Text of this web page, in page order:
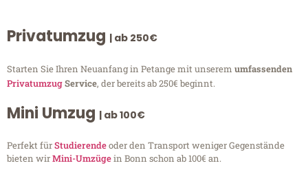
Privatumzug | ab 250€
Starten Sie Ihren Neuanfang in Petange mit unserem umfassenden
PrivatumzugService, der bereits ab 250€ beginnt.
Mini Umzug | ab 100€
Perfekt fürStudierendeoder den Transport weniger Gegenstände
bieten wirMini-Umzügein Bonn schon ab 100€ an.